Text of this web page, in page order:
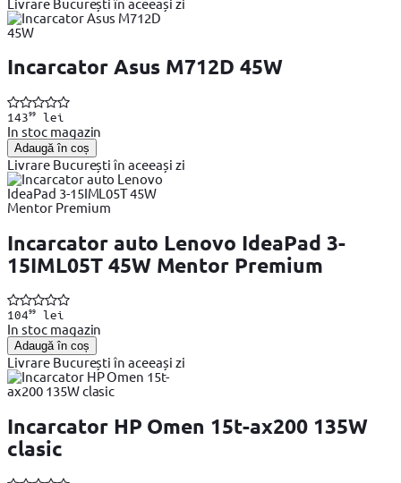
Incarcator Asus M712D 45W
14399lei
In stoc magazin
Adaugă în coș
Livrare București în aceeași zi
Incarcator auto Lenovo IdeaPad 3-
15IML05T 45W Mentor Premium
10499lei
In stoc magazin
Adaugă în coș
Livrare București în aceeași zi
Incarcator HP Omen 15t-ax200 135W
clasic